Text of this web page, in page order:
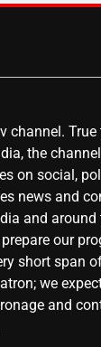
पंचायतों का बजट
युद्धविराम को
से पहले लालू
कोर्ट ने
channel.
the
on social,
news and
and around
our
short span
we
and